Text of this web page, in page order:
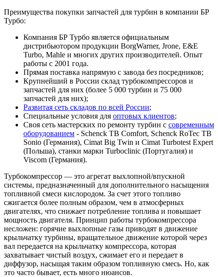
Преимущества покупки запчастей для турбин в компании БР
Турбо:
Компания БР Турбо является официальным
дистрибьютором продукции BorgWarner, Jrone, E&E
Turbo, Mahle и многих других производителей. Опыт
работы с 2001 года.
Прямая поставка напрямую с завода без посредников;
Крупнейший в России склад турбокомпрессоров и
запчастей для них (более 5 000 турбин и 75 000
запчастей для них);
Развитая сеть складов по всей России;
Специальные условия для оптовых клиентов;
Своя сеть мастерских по ремонту турбин с современным
оборудованием - Schenck TB Comfort, Schenck RoTec TB
Sonio (Германия), Cimat Big Twin и Cimat Turbotest Expert
(Польша), станки марки Turboclinic (Португалия) и
Viscom (Германия).
Турбокомпрессор — это агрегат выхлопной/впускной
системы, предназначенный для дополнительного насыщения
топливной смеси кислородом. За счет этого топливо
сжигается более полным образом, чем в атмосферных
двигателях, что снижает потребление топлива и повышает
мощность двигателя. Принцип работы турбокомпрессора
несложен: горячие выхлопные газы приводят в движение
крыльчатку турбины, вращательное движение которой через
вал передается на крыльчатку компрессора, которая
захватывает чистый воздух, сжимает его и передает в
диффузор, насыщая таким образом топливную смесь. Но, как
это часто бывает, есть много нюансов.